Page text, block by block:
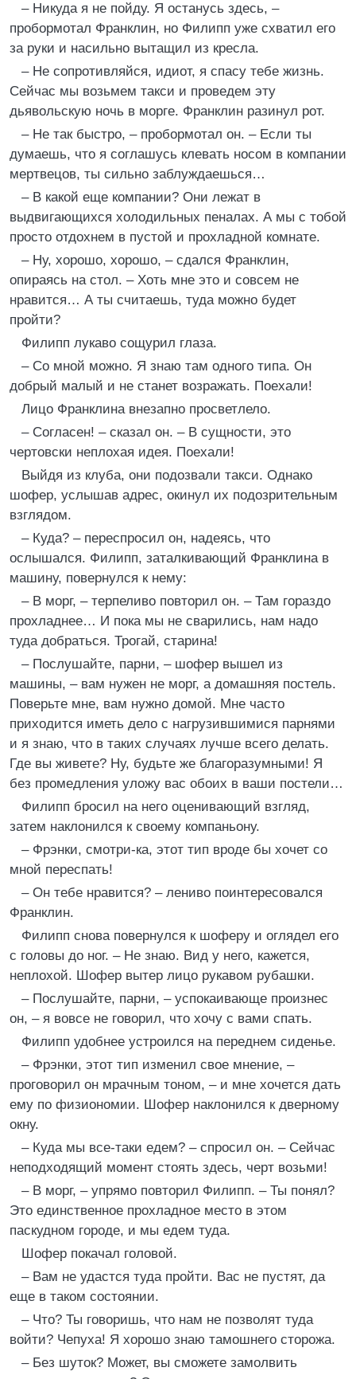
– Никуда я не пойду. Я останусь здесь, –
пробормотал Франклин, но Филипп уже схватил его
за руки и насильно вытащил из кресла.
– Не сопротивляйся, идиот, я спасу тебе жизнь.
Сейчас мы возьмем такси и проведем эту
дьявольскую ночь в морге. Франклин разинул рот.
– Не так быстро, – пробормотал он. – Если ты
думаешь, что я соглашусь клевать носом в компании
мертвецов, ты сильно заблуждаешься…
– В какой еще компании? Они лежат в
выдвигающихся холодильных пеналах. А мы с тобой
просто отдохнем в пустой и прохладной комнате.
– Ну, хорошо, хорошо, – сдался Франклин,
опираясь на стол. – Хоть мне это и совсем не
нравится… А ты считаешь, туда можно будет
пройти?
Филипп лукаво сощурил глаза.
– Со мной можно. Я знаю там одного типа. Он
добрый малый и не станет возражать. Поехали!
Лицо Франклина внезапно просветлело.
– Согласен! – сказал он. – В сущности, это
чертовски неплохая идея. Поехали!
Выйдя из клуба, они подозвали такси. Однако
шофер, услышав адрес, окинул их подозрительным
взглядом.
– Куда? – переспросил он, надеясь, что
ослышался. Филипп, заталкивающий Франклина в
машину, повернулся к нему:
– В морг, – терпеливо повторил он. – Там гораздо
прохладнее… И пока мы не сварились, нам надо
туда добраться. Трогай, старина!
– Послушайте, парни, – шофер вышел из
машины, – вам нужен не морг, а домашняя постель.
Поверьте мне, вам нужно домой. Мне часто
приходится иметь дело с нагрузившимися парнями
и я знаю, что в таких случаях лучше всего делать.
Где вы живете? Ну, будьте же благоразумными! Я
без промедления уложу вас обоих в ваши постели…
Филипп бросил на него оценивающий взгляд,
затем наклонился к своему компаньону.
– Фрэнки, смотри-ка, этот тип вроде бы хочет со
мной переспать!
– Он тебе нравится? – лениво поинтересовался
Франклин.
Филипп снова повернулся к шоферу и оглядел его
с головы до ног. – Не знаю. Вид у него, кажется,
неплохой. Шофер вытер лицо рукавом рубашки.
– Послушайте, парни, – успокаивающе произнес
он, – я вовсе не говорил, что хочу с вами спать.
Филипп удобнее устроился на переднем сиденье.
– Фрэнки, этот тип изменил свое мнение, –
проговорил он мрачным тоном, – и мне хочется дать
ему по физиономии. Шофер наклонился к дверному
окну.
– Куда мы все-таки едем? – спросил он. – Сейчас
неподходящий момент стоять здесь, черт возьми!
– В морг, – упрямо повторил Филипп. – Ты понял?
Это единственное прохладное место в этом
паскудном городе, и мы едем туда.
Шофер покачал головой.
– Вам не удастся туда пройти. Вас не пустят, да
еще в таком состоянии.
– Что? Ты говоришь, что нам не позволят туда
войти? Чепуха! Я хорошо знаю тамошнего сторожа.
– Без шуток? Может, вы сможете замолвить